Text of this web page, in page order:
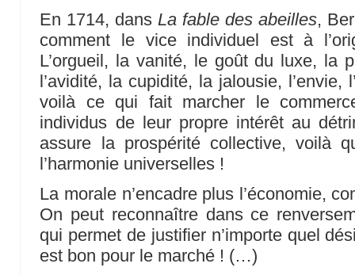
En 1714, dans La fable des abeilles,
comment le vice individuel est à
L’orgueil, la vanité, le goût du luxe, la
l’avidité, la cupidité, la jalousie, l’envie,
voilà ce qui fait marcher le
individus de leur propre intérêt au
assure la prospérité collective, voilà
l’harmonie universelles !
La morale n’encadre plus l’économie,
On peut reconnaître dans ce
qui permet de justifier n’importe quel
est bon pour le marché ! (…)